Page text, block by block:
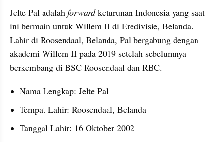
Jelte Pal adalah forward keturunan Indonesia yang saat
ini bermain untuk Willem II di Eredivisie, Belanda.
Lahir di Roosendaal, Belanda, Pal bergabung dengan
akademi Willem II pada 2019 setelah sebelumnya
berkembang di BSC Roosendaal dan RBC.
Nama Lengkap: Jelte Pal
Tempat Lahir: Roosendaal, Belanda
Tanggal Lahir: 16 Oktober 2002